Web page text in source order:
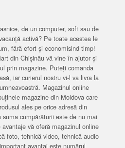
de un computer, soft sau de
activă? Pe toate acestea le
fără efort și economisind timp!
din Chișinău vă vine în ajutor și
prin magazine. Puteți comanda
iar curierul nostru vi-l va livra la
Magazinul online
magazine din Moldova care
ales pe orice adresă din
cumpărăturii este de nu mai
vă oferă magazinul online
foto, tehnică video, tehnică audio
avantaj este numărul